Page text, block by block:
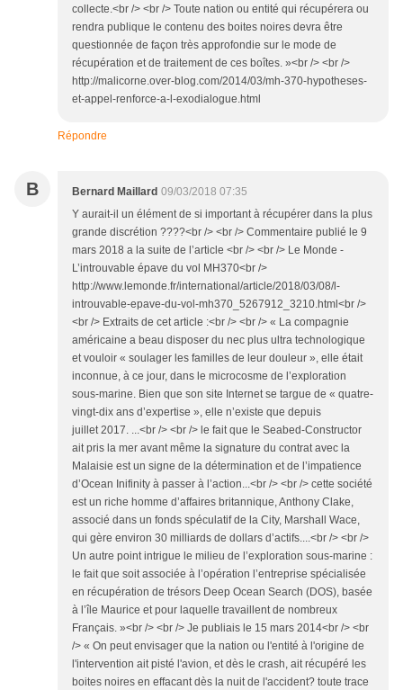
collecte.<br /> <br /> Toute nation ou entité qui récupérera ou
rendra publique le contenu des boites noires devra être
questionnée de façon très approfondie sur le mode de
récupération et de traitement de ces boîtes. »<br /> <br />
http://malicorne.over-blog.com/2014/03/mh-370-hypotheses-
et-appel-renforce-a-l-exodialogue.html
Répondre
B Bernard Maillard 09/03/2018 07:35
Y aurait-il un élément de si important à récupérer dans la plus
grande discrétion ????<br /> <br /> Commentaire publié le 9
mars 2018 a la suite de l’article <br /> <br /> Le Monde -
L’introuvable épave du vol MH370<br />
http://www.lemonde.fr/international/article/2018/03/08/l-
introuvable-epave-du-vol-mh370_5267912_3210.html<br />
<br /> Extraits de cet article :<br /> <br /> « La compagnie
américaine a beau disposer du nec plus ultra technologique
et vouloir « soulager les familles de leur douleur », elle était
inconnue, à ce jour, dans le microcosme de l’exploration
sous-marine. Bien que son site Internet se targue de « quatre-
vingt-dix ans d’expertise », elle n’existe que depuis
juillet 2017. ...<br /> <br /> le fait que le Seabed-Constructor
ait pris la mer avant même la signature du contrat avec la
Malaisie est un signe de la détermination et de l’impatience
d’Ocean Inifinity à passer à l’action...<br /> <br /> cette société
est un riche homme d’affaires britannique, Anthony Clake,
associé dans un fonds spéculatif de la City, Marshall Wace,
qui gère environ 30 milliards de dollars d’actifs....<br /> <br />
Un autre point intrigue le milieu de l’exploration sous-marine :
le fait que soit associée à l’opération l’entreprise spécialisée
en récupération de trésors Deep Ocean Search (DOS), basée
à l’île Maurice et pour laquelle travaillent de nombreux
Français. »<br /> <br /> Je publiais le 15 mars 2014<br /> <br
/> « On peut envisager que la nation ou l'entité à l'origine de
l'intervention ait pisté l'avion, et dès le crash, ait récupéré les
boites noires en effacant dès la nuit de l'accident? toute trace